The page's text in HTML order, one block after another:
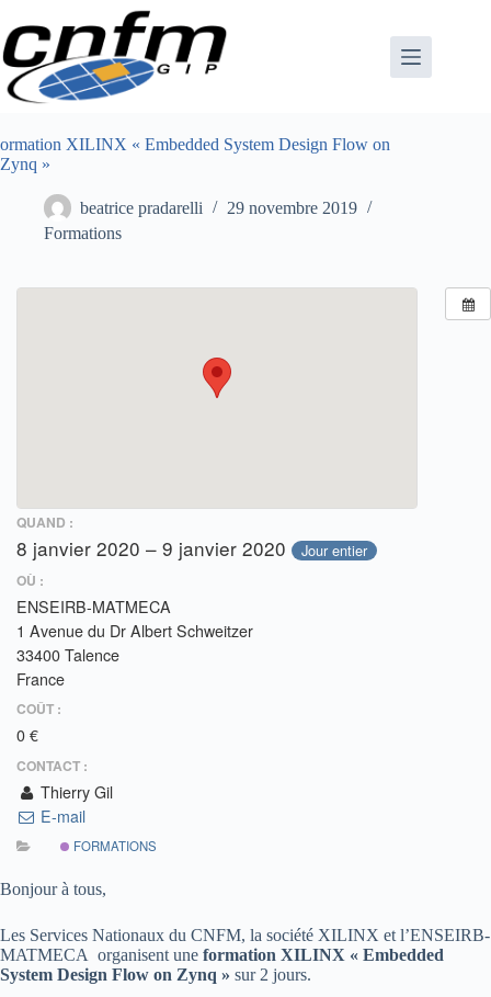
au
contenu
ormation XILINX « Embedded System Design Flow on
Zynq »
beatrice pradarelli
29 novembre 2019
Formations
QUAND :
8 janvier 2020 – 9 janvier 2020 Jour entier
OÙ :
ENSEIRB-MATMECA
1 Avenue du Dr Albert Schweitzer
33400 Talence
France
COÛT :
0 €
CONTACT :
Thierry Gil
E-mail
FORMATIONS
Bonjour à tous,
Les Services Nationaux du CNFM, la société XILINX et l’ENSEIRB-
MATMECA organisent une formation XILINX « Embedded
System Design Flow on Zynq » sur 2 jours.